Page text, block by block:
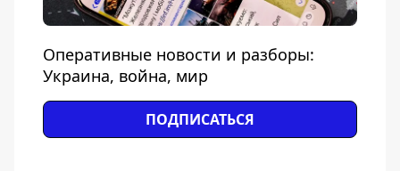
Оперативные новости и разборы:
Украина, война, мир
ПОДПИСАТЬСЯ